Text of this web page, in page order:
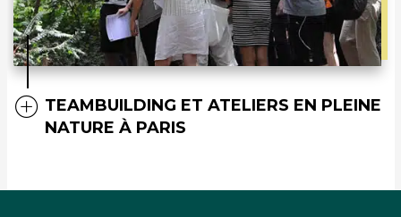
TEAMBUILDING ET ATELIERS EN PLEINE
NATURE À PARIS